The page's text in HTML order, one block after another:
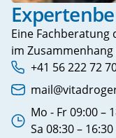
Eine
im
Telefonnummer:
+41 56 222 72
E-Mail Adresse:
Arbeitszeiten:
Mo - Fr 09:00 –
Sa 08:30 – 16:30